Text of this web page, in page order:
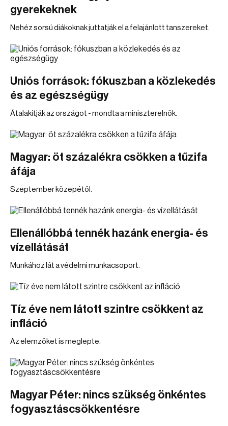
gyerekeknek
Nehéz sorsú diákoknak juttatják el a felajánlott tanszereket.
Uniós források: fókuszban a közlekedés
és az egészségügy
Átalakítják az országot - mondta a miniszterelnök.
Magyar: öt százalékra csökken a tűzifa
áfája
Szeptember közepétől.
Ellenállóbbá tennék hazánk energia- és
vízellátását
Munkához lát a védelmi munkacsoport.
Tíz éve nem látott szintre csökkent az
infláció
Az elemzőket is meglepte.
Magyar Péter: nincs szükség önkéntes
fogyasztáscsökkentésre